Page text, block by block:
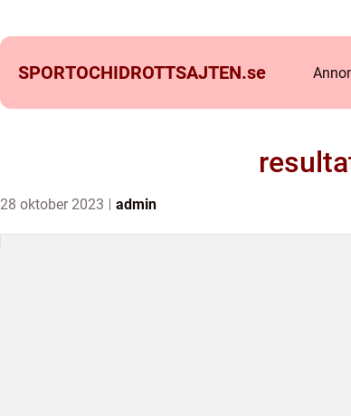
SPORTOCHIDROTTSAJTEN.se
28 oktober 2023 admin